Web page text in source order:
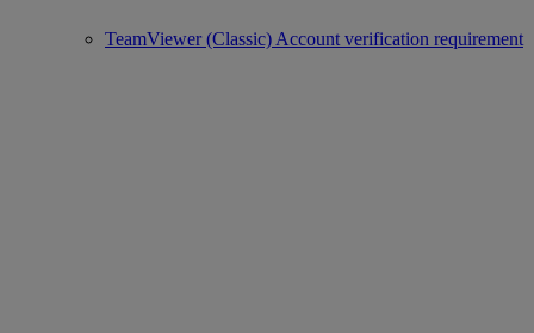
TeamViewer (Classic) Account verification requirement